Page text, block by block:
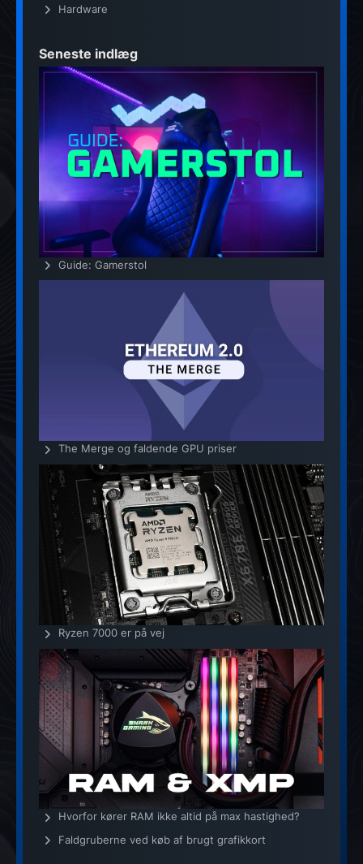
Hardware
Seneste indlæg
Guide: Gamerstol
The Merge og faldende GPU priser
Ryzen 7000 er på vej
Hvorfor kører RAM ikke altid på max hastighed?
Faldgruberne ved køb af brugt grafikkort